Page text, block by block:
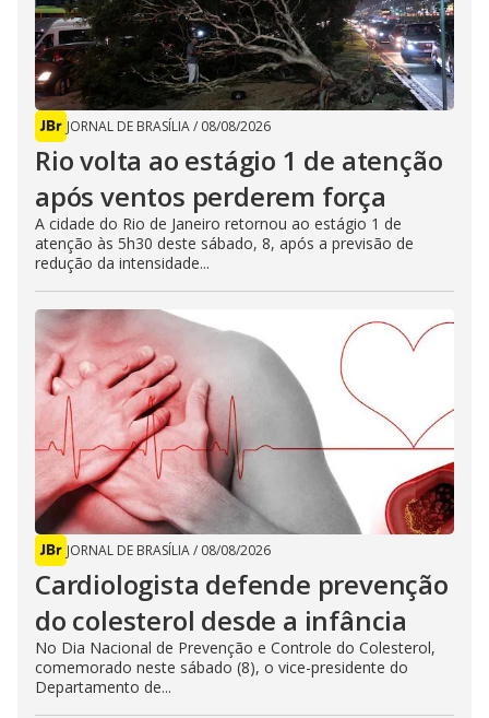
JORNAL DE BRASÍLIA/ 08/08/2026
Rio volta ao estágio 1 de atenção
após ventos perderem força
A cidade do Rio de Janeiro retornou ao estágio 1 de
atenção às 5h30 deste sábado, 8, após a previsão de
redução da intensidade...
JORNAL DE BRASÍLIA/ 08/08/2026
Cardiologista defende prevenção
do colesterol desde a infância
No Dia Nacional de Prevenção e Controle do Colesterol,
comemorado neste sábado (8), o vice-presidente do
Departamento de...